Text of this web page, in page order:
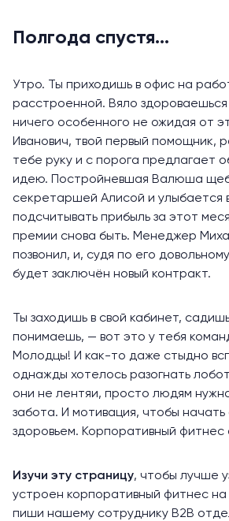
Полгода спустя…
Утро. Ты приходишь в офис на
расстроенной. Вяло
ничего особенного не ожидая от
Иванович, твой первый помощник,
тебе руку и с порога предлагает
идею. Постройневшая Валюша
секретаршей Алисой и улыбается
подсчитывать прибыль за этот
премии снова быть. Менеджер
позвонил, и, судя по его
будет заключён новый контракт.
Ты заходишь в свой кабинет,
понимаешь, — вот это у тебя
Молодцы! И как-то даже стыдно
однажды хотелось разогнать
они не лентяи, просто людям
забота. И мотивация, чтобы начать
здоровьем. Корпоративный фитнес
Изучи эту страницу, чтобы лучше
устроен корпоративный фитнес на
пиши нашему сотруднику B2B